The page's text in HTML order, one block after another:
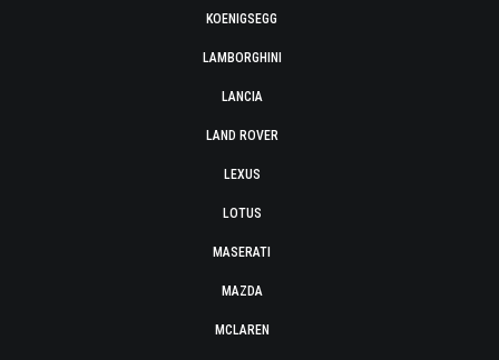
KOENIGSEGG
LAMBORGHINI
LANCIA
LAND ROVER
LEXUS
LOTUS
MASERATI
MAZDA
MCLAREN